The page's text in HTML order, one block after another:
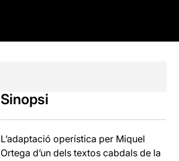
Sinopsi
L’adaptació operística per Miquel
Ortega d’un dels textos cabdals de la